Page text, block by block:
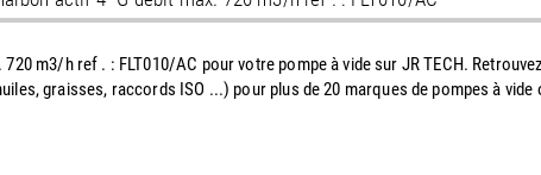
m3/h ref . : FLT010/AC pour votre pompe à vide sur JR TECH.
graisses, raccords ISO ...) pour plus de 20 marques de pompes à